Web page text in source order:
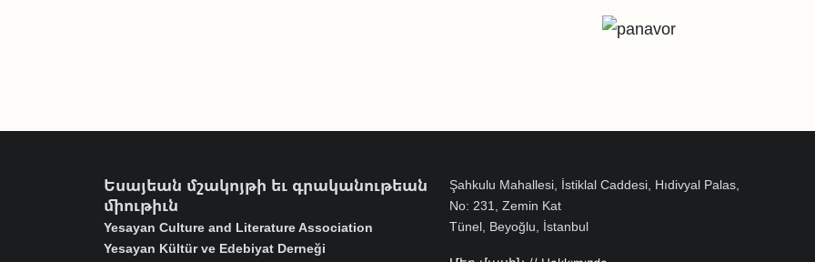
Եսայեան մշակոյթի եւ գրականութեան
միութիւն
Yesayan Culture and Literature Association
Yesayan Kültür ve Edebiyat Derneği
Şahkulu Mahallesi, İstiklal Caddesi, Hıdivyal Palas,
No: 231, Zemin Kat
Tünel, Beyoğlu, İstanbul